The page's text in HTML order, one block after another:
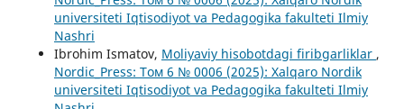
universiteti Iqtisodiyot va Pedagogika fakulteti Ilmiy
Nashri
Ibrohim Ismatov, Moliyaviy hisobotdagi firibgarliklar ,
Nordic_Press: Том 6 № 0006 (2025): Xalqaro Nordik
universiteti Iqtisodiyot va Pedagogika fakulteti Ilmiy